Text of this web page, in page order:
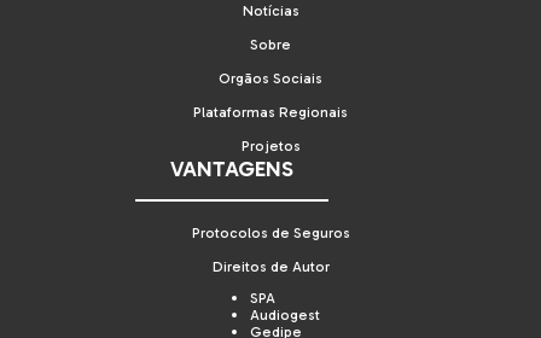
Notícias
Sobre
Orgãos Sociais
Plataformas Regionais
Projetos
VANTAGENS
Protocolos de Seguros
Direitos de Autor
SPA
Audiogest
Gedipe